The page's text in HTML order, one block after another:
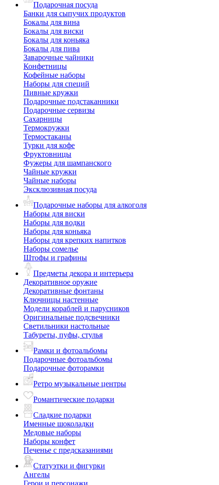
Подарочная посуда
Банки для сыпучих продуктов
Бокалы для вина
Бокалы для виски
Бокалы для коньяка
Бокалы для пива
Заварочные чайники
Конфетницы
Кофейные наборы
Наборы для специй
Пивные кружки
Подарочные подстаканники
Подарочные сервизы
Сахарницы
Термокружки
Термостаканы
Турки для кофе
Фруктовницы
Фужеры для шампанского
Чайные кружки
Чайные наборы
Эксклюзивная посуда
Подарочные наборы для алкоголя
Наборы для виски
Наборы для водки
Наборы для коньяка
Наборы для крепких напитков
Наборы сомелье
Штофы и графины
Предметы декора и интерьера
Декоративное оружие
Декоративные фонтаны
Ключницы настенные
Модели кораблей и парусников
Оригинальные подсвечники
Светильники настольные
Табуреты, пуфы, стулья
Рамки и фотоальбомы
Подарочные фотоальбомы
Подарочные фоторамки
Ретро музыкальные центры
Романтические подарки
Сладкие подарки
Именные шоколадки
Медовые наборы
Наборы конфет
Печенье с предсказаниями
Статуэтки и фигурки
Ангелы
Герои и персонажи